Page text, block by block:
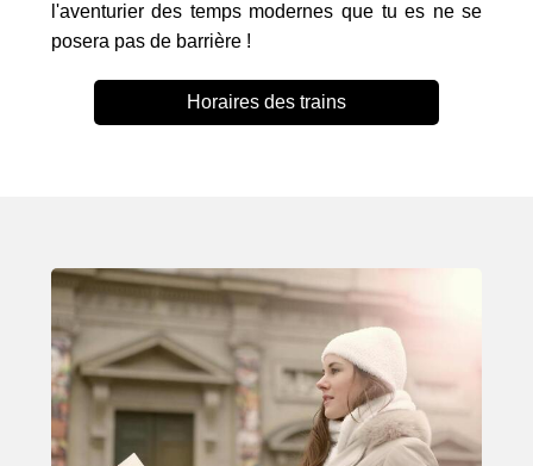
l'aventurier des temps modernes que tu es ne se
posera pas de barrière !
Horaires des trains